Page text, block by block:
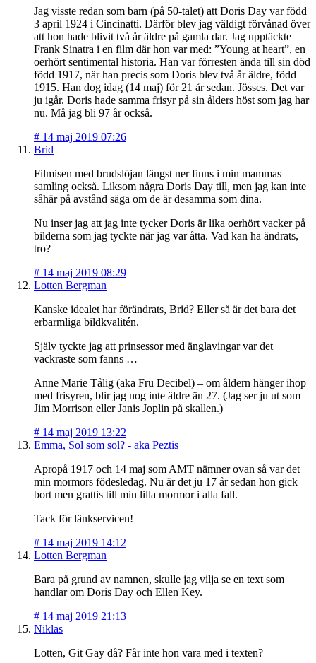
Jag visste redan som barn (på 50-talet) att Doris Day var född
3 april 1924 i Cincinatti. Därför blev jag väldigt förvånad över
att hon hade blivit två år äldre på gamla dar. Jag upptäckte
Frank Sinatra i en film där hon var med: ”Young at heart”, en
oerhört sentimental historia. Han var förresten ända till sin död
född 1917, när han precis som Doris blev två år äldre, född
1915. Han dog idag (14 maj) för 21 år sedan. Jösses. Det var
ju igår. Doris hade samma frisyr på sin ålders höst som jag har
nu. Må jag bli 97 år också.
# 14 maj 2019 07:26
Brid
Filmisen med brudslöjan längst ner finns i min mammas
samling också. Liksom några Doris Day till, men jag kan inte
såhär på avstånd säga om de är desamma som dina.
Nu inser jag att jag inte tycker Doris är lika oerhört vacker på
bilderna som jag tyckte när jag var åtta. Vad kan ha ändrats,
tro?
# 14 maj 2019 08:29
Lotten Bergman
Kanske idealet har förändrats, Brid? Eller så är det bara det
erbarmliga bildkvalitén.
Själv tyckte jag att prinsessor med änglavingar var det
vackraste som fanns …
Anne Marie Tålig (aka Fru Decibel) – om åldern hänger ihop
med frisyren, blir jag nog inte äldre än 27. (Jag ser ju ut som
Jim Morrison eller Janis Joplin på skallen.)
# 14 maj 2019 13:22
Emma, Sol som sol? - aka Peztis
Apropå 1917 och 14 maj som AMT nämner ovan så var det
min mormors födesledag. Nu är det ju 17 år sedan hon gick
bort men grattis till min lilla mormor i alla fall.
Tack för länkservicen!
# 14 maj 2019 14:12
Lotten Bergman
Bara på grund av namnen, skulle jag vilja se en text som
handlar om Doris Day och Ellen Key.
# 14 maj 2019 21:13
Niklas
Lotten, Git Gay då? Får inte hon vara med i texten?